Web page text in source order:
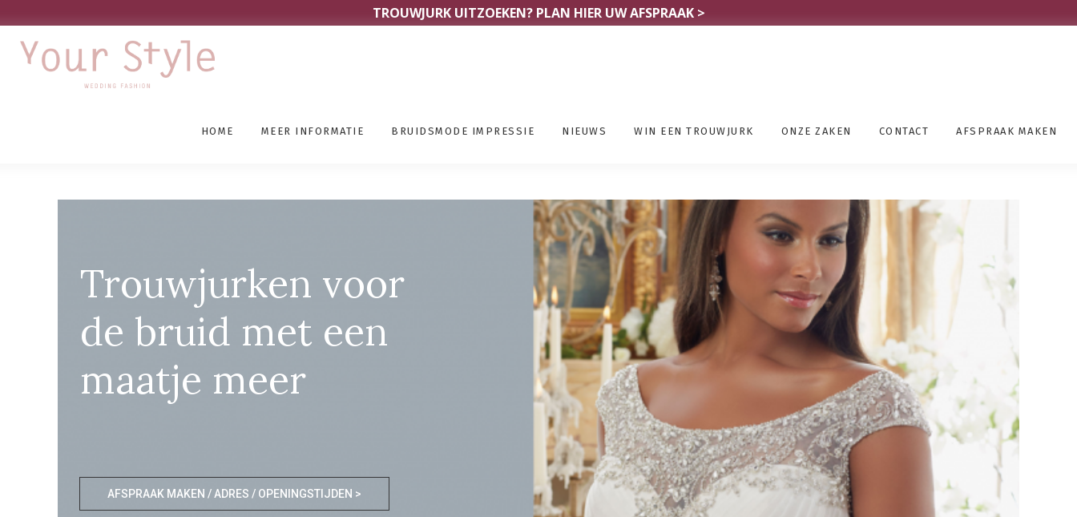
TROUWJURK UITZOEKEN? PLAN HIER UW AFSPRAAK >
HOME MEER INFORMATIE BRUIDSMODE IMPRESSIE NIEUWS WIN EEN TROUWJURK ONZE ZAKEN CONTACT AFSPRAAK MAKEN
Trouwjurken voor
de bruid met een
maatje meer
AFSPRAAK MAKEN / ADRES / OPENINGSTIJDEN >